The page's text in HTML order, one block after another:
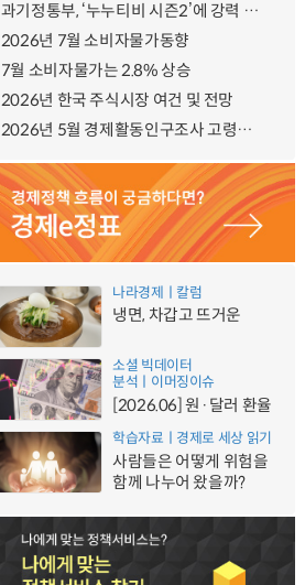
과기정통부, ‘누누티비 시즌2’에 강력 대응 의지 밝혀
2026년 7월 소비자물가동향
7월 소비자물가는 2.8% 상승
2026년 한국 주식시장 여건 및 전망
2026년 5월 경제활동인구조사 고령층 부가조사 결과
나라경제ㅣ칼럼
냉면, 차갑고 뜨거운
소셜 빅데이터
분석ㅣ이머징이슈
[2026.06] 원·달러 환율
학습자료ㅣ경제로 세상 읽기
사람들은 어떻게 위험을
함께 나누어 왔을까?